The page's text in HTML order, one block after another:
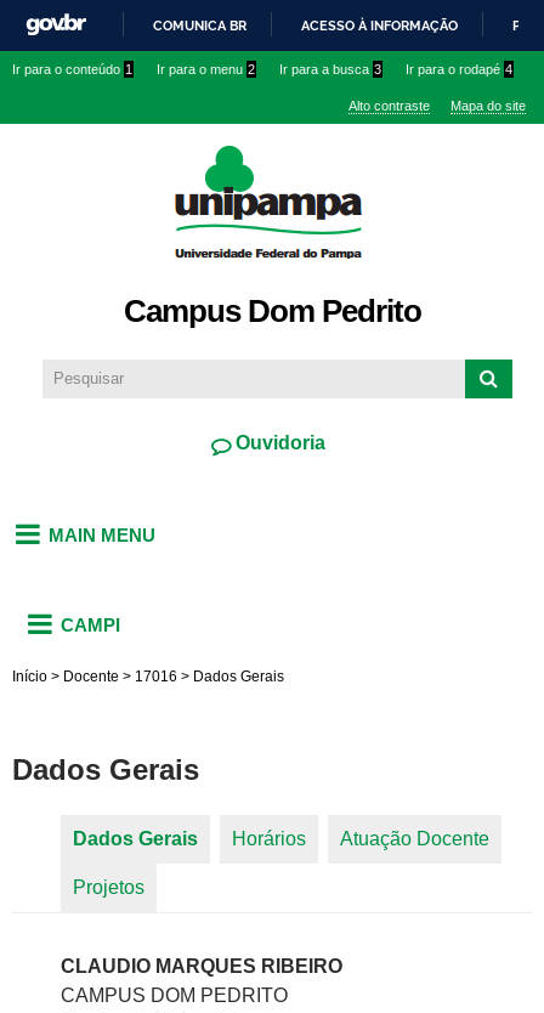
conteúdo
IR
O
COMUNICA BR ACESSO À INFORMAÇÃO
Ir para o conteúdo 1 Ir para o menu 2 Ir para a busca 3 Ir para o rodapé 4
Alto contraste Mapa do site
Campus Dom Pedrito
Ouvidoria
MAIN MENU
CAMPI
Início > Docente > 17016 > Dados Gerais
Dados Gerais
Dados Gerais (aba ativa)
Horários Atuação Docente
Projetos
CLAUDIO MARQUES RIBEIRO
CAMPUS DOM PEDRITO